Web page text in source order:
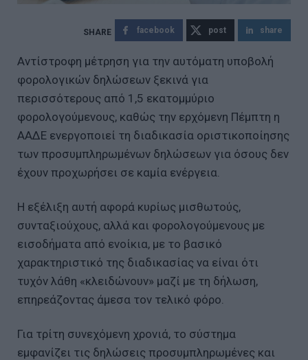
facebook post share
Αντίστροφη μέτρηση για την αυτόματη υποβολή
φορολογικών δηλώσεων ξεκινά για
περισσότερους από 1,5 εκατομμύριο
φορολογούμενους, καθώς την ερχόμενη Πέμπτη η
ΑΑΔΕ ενεργοποιεί τη διαδικασία οριστικοποίησης
των προσυμπληρωμένων δηλώσεων για όσους δεν
έχουν προχωρήσει σε καμία ενέργεια.
Η εξέλιξη αυτή αφορά κυρίως μισθωτούς,
συνταξιούχους, αλλά και φορολογούμενους με
εισοδήματα από ενοίκια, με το βασικό
χαρακτηριστικό της διαδικασίας να είναι ότι
τυχόν λάθη «κλειδώνουν» μαζί με τη δήλωση,
επηρεάζοντας άμεσα τον τελικό φόρο.
Για τρίτη συνεχόμενη χρονιά, το σύστημα
εμφανίζει τις δηλώσεις προσυμπληρωμένες και